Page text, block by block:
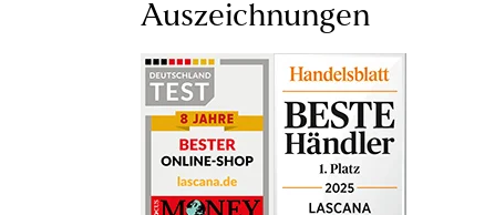
Auszeichnungen